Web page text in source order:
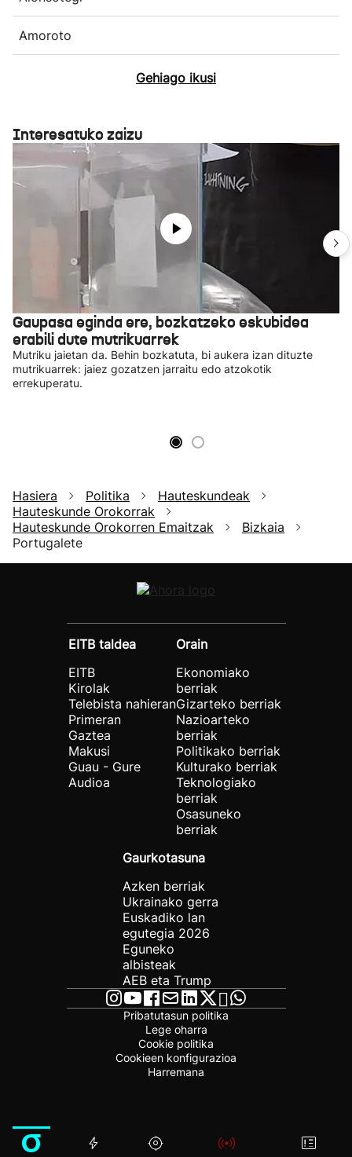
Amoroto
Gehiago ikusi
Interesatuko zaizu
Gaupasa eginda ere, bozkatzeko eskubidea
erabili dute mutrikuarrek
Mutriku jaietan da. Behin bozkatuta, bi aukera izan dituzte
mutrikuarrek: jaiez gozatzen jarraitu edo atzokotik
errekuperatu.
Hasiera Politika
Hauteskundeak
Hauteskunde Orokorrak
Hauteskunde Orokorren Emaitzak
Bizkaia
Portugalete
EITB taldea
EITB
Kirolak
Telebista nahieran
Primeran
Gaztea
Makusi
Guau - Gure
Audioa
Orain
Ekonomiako
berriak
Gizarteko berriak
Nazioarteko
berriak
Politikako berriak
Kulturako berriak
Teknologiako
berriak
Osasuneko
berriak
Gaurkotasuna
Azken berriak
Ukrainako gerra
Euskadiko lan
egutegia 2026
Eguneko
albisteak
AEB eta Trump
Pribatutasun politika
Lege oharra
Cookie politika
Cookieen konfigurazioa
Harremana